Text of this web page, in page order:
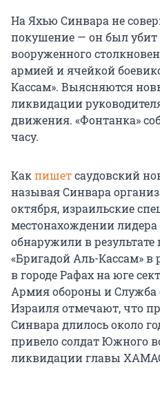
На Яхью Синвара не
покушение — он был убит
вооруженного
армией и ячейкой
Кассам». Выясняются
ликвидации
движения. «Фонтанка»
часу.
Какпишетсаудовский
называя Синвара
октября, израильские
местонахождении
обнаружили в
«Бригадой Аль-Кассам» в
в городе Рафах на юге
Армия обороны и Служба
Израиля отмечают, что
Синвара длилось около
привело солдат Южного
ликвидации главы